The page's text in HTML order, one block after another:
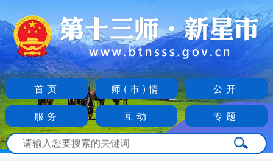
首页 师(市)情
公开
服务
互动 专题